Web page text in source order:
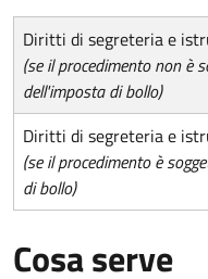
Diritti di segreteria e
(se il procedimento non è
dell'imposta di bollo)
Diritti di segreteria e
(se il procedimento è
di bollo)
Cosa serve